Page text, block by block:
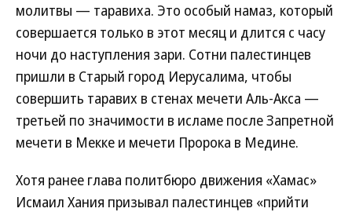
молитвы — таравиха. Это особый намаз, который
совершается только в этот месяц и длится с часу
ночи до наступления зари. Сотни палестинцев
пришли в Старый город Иерусалима, чтобы
совершить таравих в стенах мечети Аль-Акса —
третьей по значимости в исламе после Запретной
мечети в Мекке и мечети Пророка в Медине.
Хотя ранее глава политбюро движения «Хамас»
Исмаил Хания призывал палестинцев «прийти